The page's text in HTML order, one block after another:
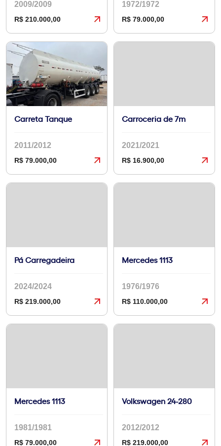
2009/2009
R$ 210.000,00
1972/1972
R$ 79.000,00
Carreta Tanque
2011/2012
R$ 79.000,00
Carroceria de 7m
2021/2021
R$ 16.900,00
Pá Carregadeira
2024/2024
R$ 219.000,00
Mercedes 1113
1976/1976
R$ 110.000,00
Mercedes 1113
1981/1981
R$ 79.000,00
Volkswagen 24-280
2012/2012
R$ 219.000,00